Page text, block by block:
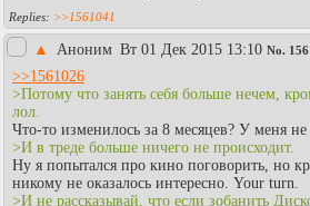
>>1561041
▲ Аноним Вт 01 Дек 2015 13:10 No.
>>1561026
>Потому что занять себя больше нечем,
лол.
Что-то изменилось за 8 месяцев? У меня не
>И в треде больше ничего не происходит.
Ну я попытался про кино поговорить, но
никому не оказалось интересно. Your turn.
>И не рассказывай, что если зобанить